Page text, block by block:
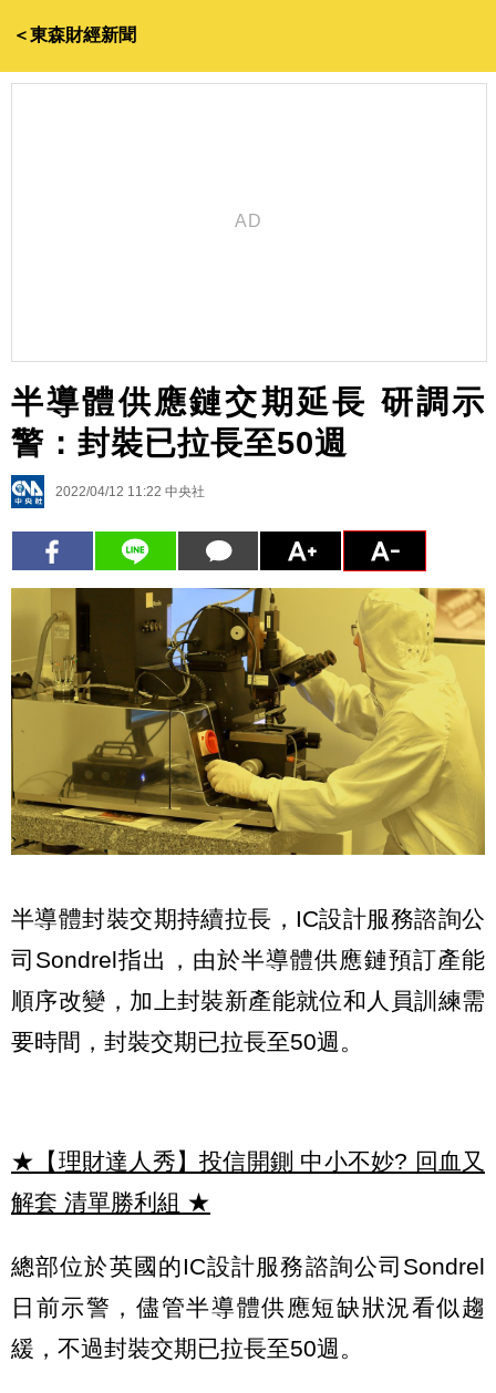
＜東森財經新聞
半導體供應鏈交期延長 研調示
警：封裝已拉長至50週
2022/04/12 11:22 中央社
半導體封裝交期持續拉長，IC設計服務諮詢公
司Sondrel指出，由於半導體供應鏈預訂產能
順序改變，加上封裝新產能就位和人員訓練需
要時間，封裝交期已拉長至50週。
★【理財達人秀】投信開鍘 中小不妙? 回血又
解套 清單勝利組 ★
總部位於英國的IC設計服務諮詢公司Sondrel
日前示警，儘管半導體供應短缺狀況看似趨
緩，不過封裝交期已拉長至50週。